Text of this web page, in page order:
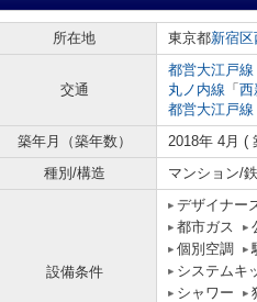
所在地 東京都新宿区
交通
都営大江戸線
丸ノ内線 「 西
都営大江戸線
築年月（築年数）
2018年 4月 (
種別/構造
マンション/
設備条件
デザイナー
都市ガス
個別空調
システムキ
シャワー